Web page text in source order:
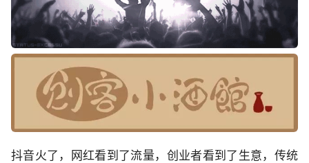
抖音火了，网红看到了流量，创业者看到了生意，传统